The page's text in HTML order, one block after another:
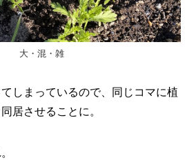
大・混・雑
しまっているので、同じコマに植
居させることに。